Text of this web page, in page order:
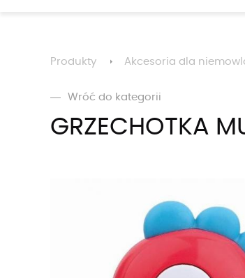
Produkty Akcesoria dla
Wróć do kategorii
GRZECHOTKA